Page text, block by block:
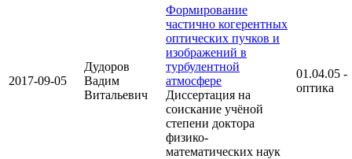
2017-09-05
Дудоров
Вадим
Витальевич
Формирование
частично когерентных
оптических пучков и
изображений в
турбулентной
атмосфере
Диссертация на
соискание учёной
степени доктора
физико-
математических наук
01.04.05 -
оптика